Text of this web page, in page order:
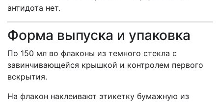
антидота нет.
Форма выпуска и упаковка
По 150 мл во флаконы из темного стекла с
завинчивающейся крышкой и контролем первого
вскрытия.
На флакон наклеивают этикетку бумажную из